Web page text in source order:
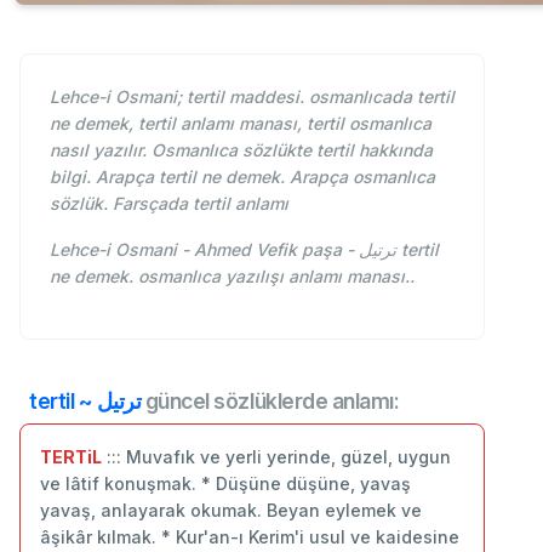
Lehce-i Osmani; tertil maddesi. osmanlıcada tertil
ne demek, tertil anlamı manası, tertil osmanlıca
nasıl yazılır. Osmanlıca sözlükte tertil hakkında
bilgi. Arapça tertil ne demek. Arapça osmanlıca
sözlük. Farsçada tertil anlamı
Lehce-i Osmani - Ahmed Vefik paşa - ترتيل tertil
ne demek. osmanlıca yazılışı anlamı manası..
tertil ~ ترتيلgüncel sözlüklerde anlamı:
TERTiL ::: Muvafık ve yerli yerinde, güzel, uygun
ve lâtif konuşmak. * Düşüne düşüne, yavaş
yavaş, anlayarak okumak. Beyan eylemek ve
âşikâr kılmak. * Kur'an-ı Kerim'i usul ve kaidesine